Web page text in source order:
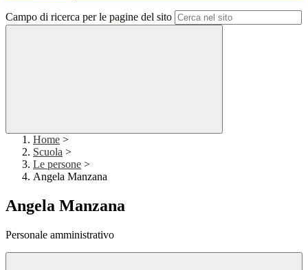
Campo di ricerca per le pagine del sito
Home >
Scuola >
Le persone >
Angela Manzana
Angela Manzana
Personale amministrativo